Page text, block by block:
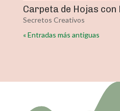
Carpeta de Hojas con
Secretos Creativos
« Entradas más antiguas